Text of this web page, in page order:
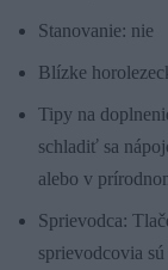
Stanovanie: nie
Blízke
Tipy na
schladiť sa
alebo v
Sprievodca:
sprievodcovia sú